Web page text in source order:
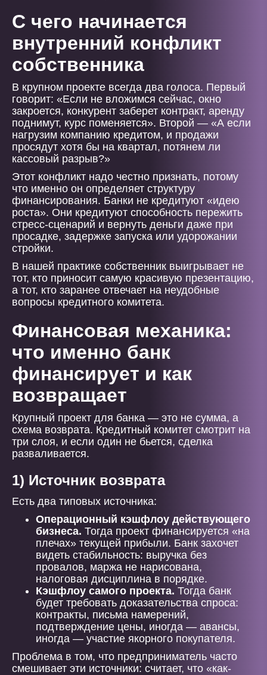
С чего начинается
внутренний конфликт
собственника
В крупном проекте всегда два голоса. Первый
говорит: «Если не вложимся сейчас, окно
закроется, конкурент заберет контракт, аренду
поднимут, курс поменяется». Второй — «А если
нагрузим компанию кредитом, и продажи
просядут хотя бы на квартал, потянем ли
кассовый разрыв?»
Этот конфликт надо честно признать, потому
что именно он определяет структуру
финансирования. Банки не кредитуют «идею
роста». Они кредитуют способность пережить
стресс-сценарий и вернуть деньги даже при
просадке, задержке запуска или удорожании
стройки.
В нашей практике собственник выигрывает не
тот, кто приносит самую красивую презентацию,
а тот, кто заранее отвечает на неудобные
вопросы кредитного комитета.
Финансовая механика:
что именно банк
финансирует и как
возвращает
Крупный проект для банка — это не сумма, а
схема возврата. Кредитный комитет смотрит на
три слоя, и если один не бьется, сделка
разваливается.
1) Источник возврата
Есть два типовых источника:
Операционный кэшфлоу действующего
бизнеса. Тогда проект финансируется «на
плечах» текущей прибыли. Банк захочет
видеть стабильность: выручка без
провалов, маржа не нарисована,
налоговая дисциплина в порядке.
Кэшфлоу самого проекта. Тогда банк
будет требовать доказательства спроса:
контракты, письма намерений,
подтверждение цены, иногда — авансы,
иногда — участие якорного покупателя.
Проблема в том, что предприниматель часто
смешивает эти источники: считает, что «как-